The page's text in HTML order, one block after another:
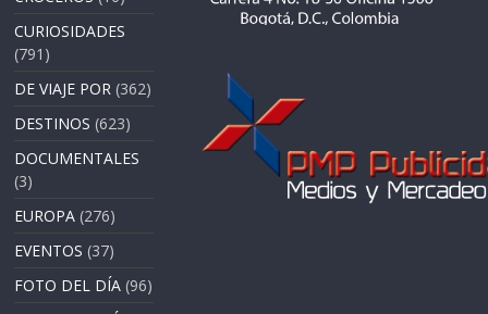
CURIOSIDADES
(791)
DE VIAJE POR (362)
DESTINOS (623)
DOCUMENTALES
(3)
EUROPA (276)
EVENTOS (37)
FOTO DEL DÍA (96)